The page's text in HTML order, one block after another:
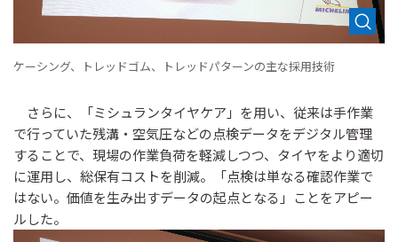
ケーシング、トレッドゴム、トレッドパターンの主な採用技術
さらに、「ミシュランタイヤケア」を用い、従来は手作業
で行っていた残溝・空気圧などの点検データをデジタル管理
することで、現場の作業負荷を軽減しつつ、タイヤをより適切
に運用し、総保有コストを削減。「点検は単なる確認作業で
はない。価値を生み出すデータの起点となる」ことをアピー
ルした。